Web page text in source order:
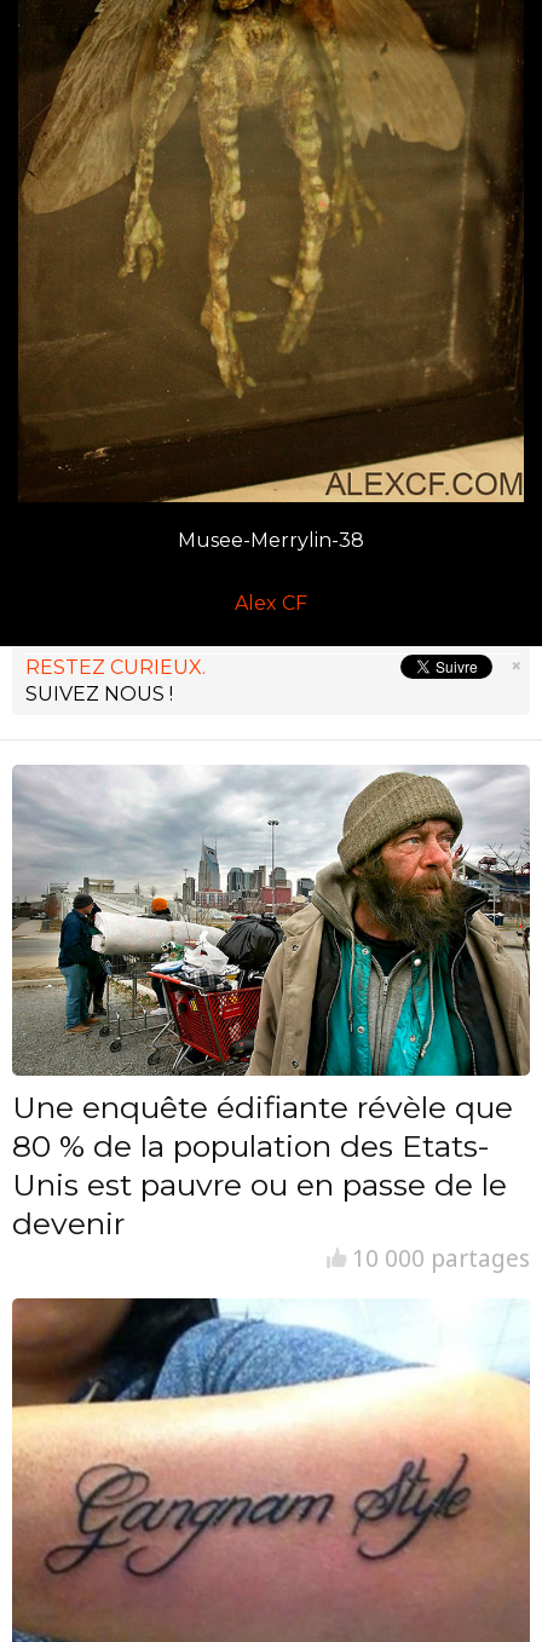
Musee-Merrylin-38
Alex CF
×
RESTEZ CURIEUX.
SUIVEZ NOUS !
Une enquête édifiante révèle que
80 % de la population des Etats-
Unis est pauvre ou en passe de le
devenir
10 000 partages